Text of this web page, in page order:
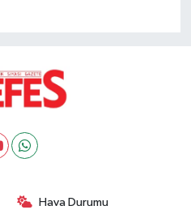
Hava Durumu